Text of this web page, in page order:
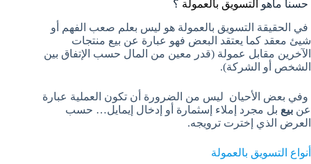
حسنا ماهو التسويق بالعمولة ؟
في الحقيقة التسويق بالعمولة هو ليس بعلم صعب الفهم أو
شيئ معقد كما يعتقد البعض فهو عبارة عن بيع منتجات
الآخرين مقابل عمولة (قدر معين من المال حسب الإتفاق بين
الشخص أو الشركة).
وفي بعض الأحيان ليس من الضرورة أن تكون العملية عبارة
عن بيع بل مجرد إملاء إسثمارة أو إدخال إيمايل… حسب
العرض الذي إخترت ترويجه.
أنواع التسويق بالعمولة